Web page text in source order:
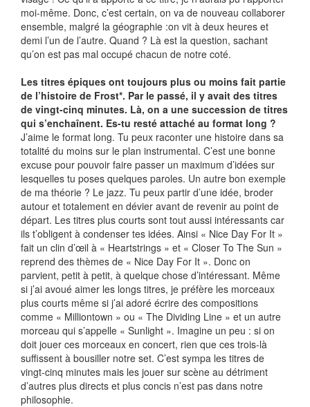
moi-même. Donc, c’est certain, on va de nouveau collaborer
ensemble, malgré la géographie :on vit à deux heures et
demi l’un de l’autre. Quand ? Là est la question, sachant
qu’on est pas mal occupé chacun de notre coté.
Les titres épiques ont toujours plus ou moins fait partie
de l’histoire de Frost*. Par le passé, il y avait des titres
de vingt-cinq minutes. Là, on a une succession de titres
qui s’enchaînent. Es-tu resté attaché au format long ?
J’aime le format long. Tu peux raconter une histoire dans sa
totalité du moins sur le plan instrumental. C’est une bonne
excuse pour pouvoir faire passer un maximum d’idées sur
lesquelles tu poses quelques paroles. Un autre bon exemple
de ma théorie ? Le jazz. Tu peux partir d’une idée, broder
autour et totalement en dévier avant de revenir au point de
départ. Les titres plus courts sont tout aussi intéressants car
ils t’obligent à condenser tes idées. Ainsi « Nice Day For It »
fait un clin d’œil à « Heartstrings » et « Closer To The Sun »
reprend des thèmes de « Nice Day For It ». Donc on
parvient, petit à petit, à quelque chose d’intéressant. Même
si j’ai avoué aimer les longs titres, je préfère les morceaux
plus courts même si j’ai adoré écrire des compositions
comme « Milliontown » ou « The Dividing Line » et un autre
morceau qui s’appelle « Sunlight ». Imagine un peu : si on
doit jouer ces morceaux en concert, rien que ces trois-là
suffissent à bousiller notre set. C’est sympa les titres de
vingt-cinq minutes mais les jouer sur scène au détriment
d’autres plus directs et plus concis n’est pas dans notre
philosophie.